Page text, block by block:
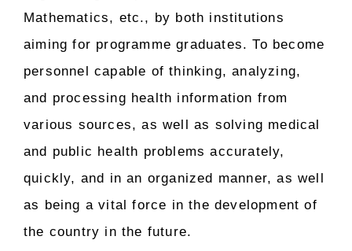
Mathematics, etc., by both institutions
aiming for programme graduates. To become
personnel capable of thinking, analyzing,
and processing health information from
various sources, as well as solving medical
and public health problems accurately,
quickly, and in an organized manner, as well
as being a vital force in the development of
the country in the future.